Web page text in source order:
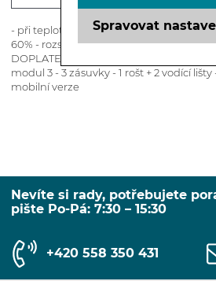
- při teplotě okolního prostředí do
60% - rozsah teplot od -14 do -21°C -
DOPLATEK - modul 1 - 1 zásuvka pro
modul 3 - 3 zásuvky - 1 rošt + 2 vodící
mobilní verze
Nevíte si rady, potřebujete
pište Po-Pá: 7:30 – 15:30
+420 558 350 431
Spravovat